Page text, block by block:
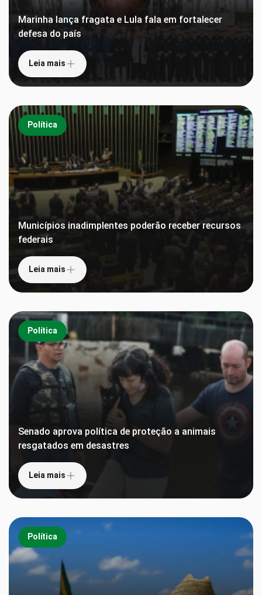
Marinha lança fragata e Lula fala em fortalecer
defesa do país
Leia mais
Política
Municípios inadimplentes poderão receber recursos
federais
Leia mais
Política
Senado aprova política de proteção a animais
resgatados em desastres
Leia mais
Política